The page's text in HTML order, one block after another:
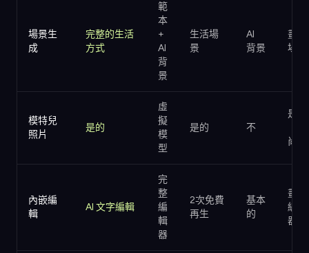
場景生
成
完整的生活
方式
範
本
+
AI
背
景
生活場
景
AI
背景
畫布
場景
模特兒
照片
是的
虛
擬
模
型
是的 不
是的
尚）
內嵌編
輯
AI 文字編輯
完
整
編
輯
器
2次免費
再生
基本
的
畫布
編輯
器